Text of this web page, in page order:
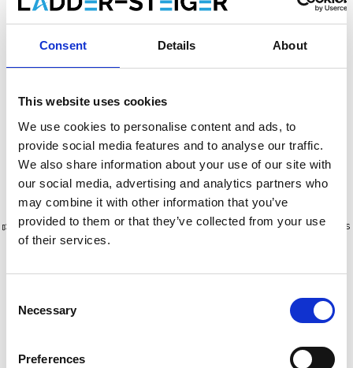
Consent Details About
This website uses cookies
We use cookies to personalise content and ads, to
provide social media features and to analyse our traffic.
We also share information about your use of our site with
our social media, advertising and analytics partners who
may combine it with other information that you’ve
provided to them or that they’ve collected from your use
of their services.
Selection
Necessary
Preferences
€1.296,00 HT
Afficher le produit
€249,00 HT
Ajouter
Plus de 10 000 clients satisfaits
Livraison gratuite aux Pays-Bas